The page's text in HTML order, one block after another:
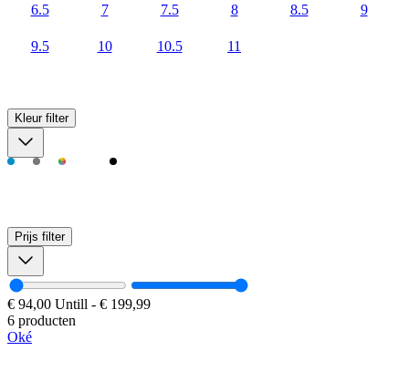
6.5 7 7.5 8 8.5 9
9.5 10 10.5 11
Kleur filter
Prijs filter
€ 94,00 Untill - € 199,99
6 producten
Oké